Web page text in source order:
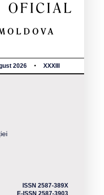
2026 XXXIII
ISSN 2587-389X
E-ISSN 2587-3903